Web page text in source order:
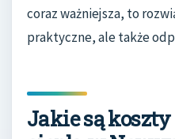
coraz ważniejsza, to
praktyczne, ale także
Jakie są